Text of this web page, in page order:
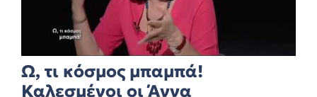
Ω, τι κόσμος μπαμπά!
Καλεσμένοι οι Άννα